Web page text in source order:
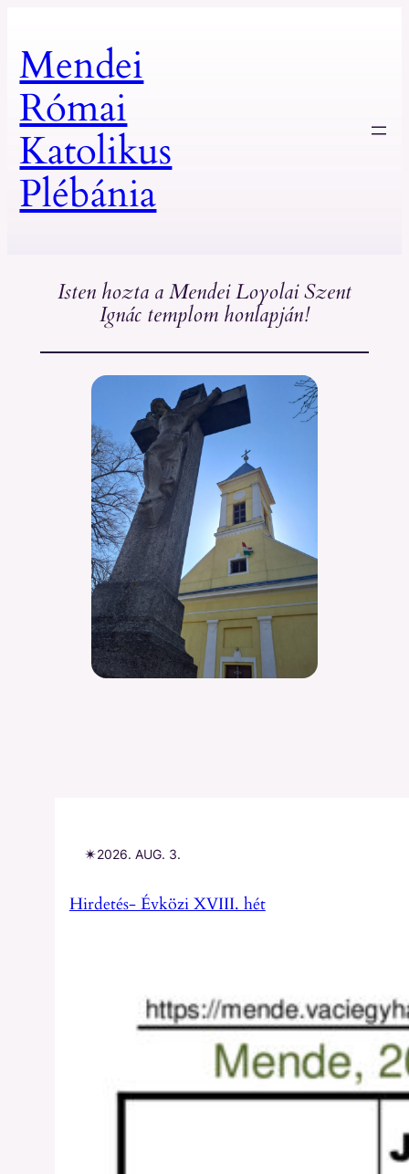
Mendei
Római
Katolikus
Plébánia
Isten hozta a Mendei Loyolai Szent
Ignác templom honlapján!
✴︎2026. AUG. 3.
Hirdetés- Évközi XVIII. hét